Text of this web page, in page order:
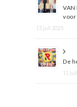
VAN
voor
15 juli 2025
De
11